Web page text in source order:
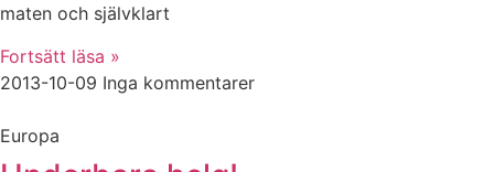
maten och självklart
Fortsätt läsa »
2013-10-09 Inga kommentarer
Europa